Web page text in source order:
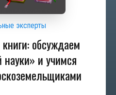
эксперты
обсуждаем
и учимся